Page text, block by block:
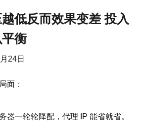
低反而效果变差 投入
衡
24日
面：
器一轮轮降配，代理 IP 能省就省。